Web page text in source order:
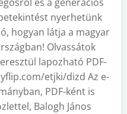
nyerhetünk
hogyan látja a magyar
Olvassátok
lapozható PDF-
etjki/dizd Az e-
PDF-ként is
Balogh János